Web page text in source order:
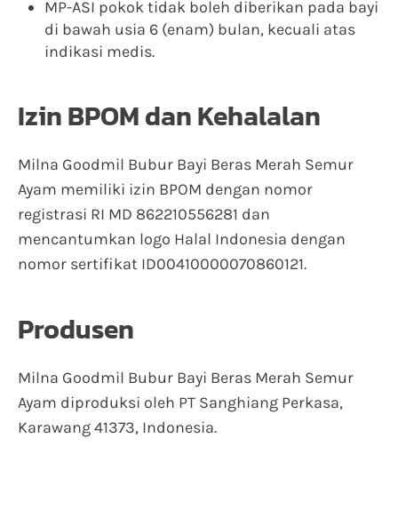
MP-ASI pokok tidak boleh diberikan pada bayi
di bawah usia 6 (enam) bulan, kecuali atas
indikasi medis.
Izin BPOM dan Kehalalan
Milna Goodmil Bubur Bayi Beras Merah Semur
Ayam memiliki izin BPOM dengan nomor
registrasi RI MD 862210556281 dan
mencantumkan logo Halal Indonesia dengan
nomor sertifikat ID00410000070860121.
Produsen
Milna Goodmil Bubur Bayi Beras Merah Semur
Ayam diproduksi oleh PT Sanghiang Perkasa,
Karawang 41373, Indonesia.